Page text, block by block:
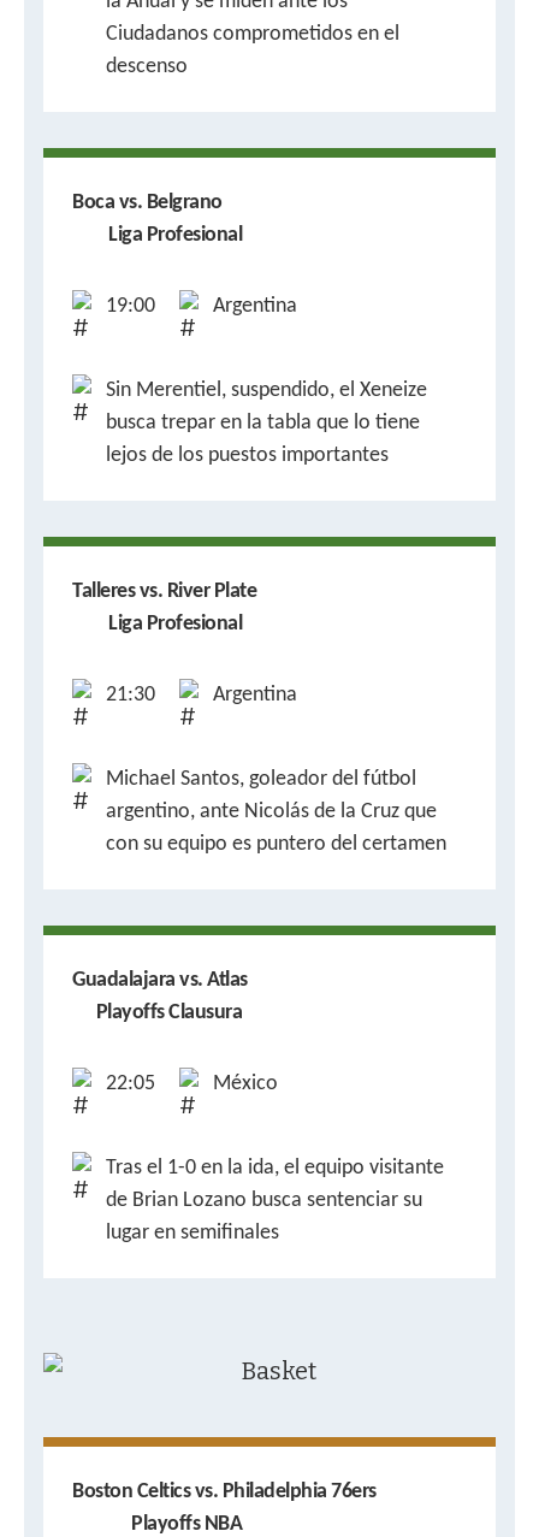
Ciudadanos comprometidos en el
descenso
Boca vs. Belgrano
Liga Profesional
19:00 Argentina
Sin Merentiel, suspendido, el Xeneize
busca trepar en la tabla que lo tiene
lejos de los puestos importantes
Talleres vs. River Plate
Liga Profesional
21:30 Argentina
Michael Santos, goleador del fútbol
argentino, ante Nicolás de la Cruz que
con su equipo es puntero del certamen
Guadalajara vs. Atlas
Playoffs Clausura
22:05 México
Tras el 1-0 en la ida, el equipo visitante
de Brian Lozano busca sentenciar su
lugar en semifinales
Boston Celtics vs. Philadelphia 76ers
Playoffs NBA